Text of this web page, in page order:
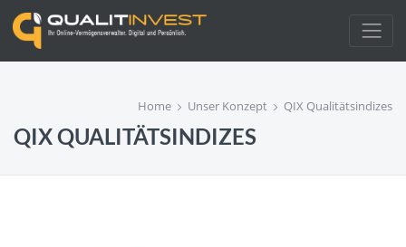
Home Unser Konzept QIX Qualitätsindizes
QIX QUALITÄTSINDIZES